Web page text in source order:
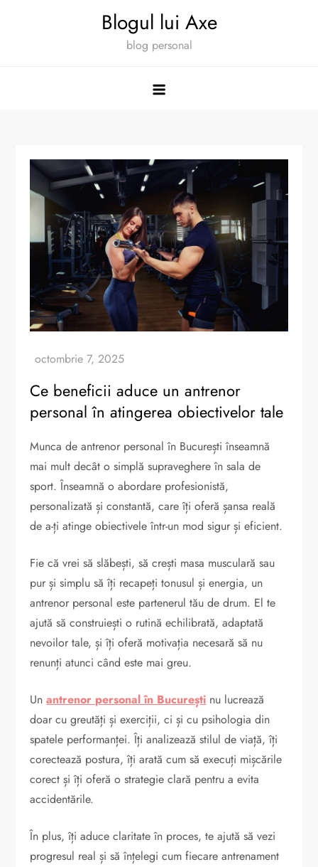
Blogul lui Axe
blog personal
Ce beneficii aduce un antrenor
personal în atingerea obiectivelor tale
Munca de antrenor personal în București înseamnă
mai mult decât o simplă supraveghere în sala de
sport. Înseamnă o abordare profesionistă,
personalizată și constantă, care îți oferă șansa reală
de a-ți atinge obiectivele într-un mod sigur și eficient.
Fie că vrei să slăbești, să crești masa musculară sau
pur și simplu să îți recapeți tonusul și energia, un
antrenor personal este partenerul tău de drum. El te
ajută să construiești o rutină echilibrată, adaptată
nevoilor tale, și îți oferă motivația necesară să nu
renunți atunci când este mai greu.
Unantrenor personal în București nu lucrează
doar cu greutăți și exerciții, ci și cu psihologia din
spatele performanței. Îți analizează stilul de viață, îți
corectează postura, îți arată cum să execuți mișcările
corect și îți oferă o strategie clară pentru a evita
accidentările.
În plus, îți aduce claritate în proces, te ajută să vezi
progresul real și să înțelegi cum fiecare antrenament